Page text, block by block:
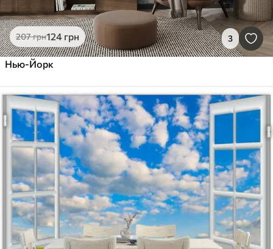
207грн124 грн 3
Нью-Йорк